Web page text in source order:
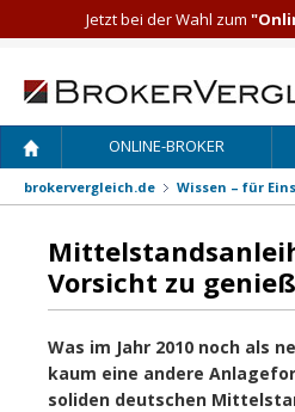
ONLINE-BROKER
brokervergleich.de Wissen – für
Vorsicht zu
Was im Jahr 2010 noch als
kaum eine andere
soliden deutschen
Jetzt bei der Wahl zum